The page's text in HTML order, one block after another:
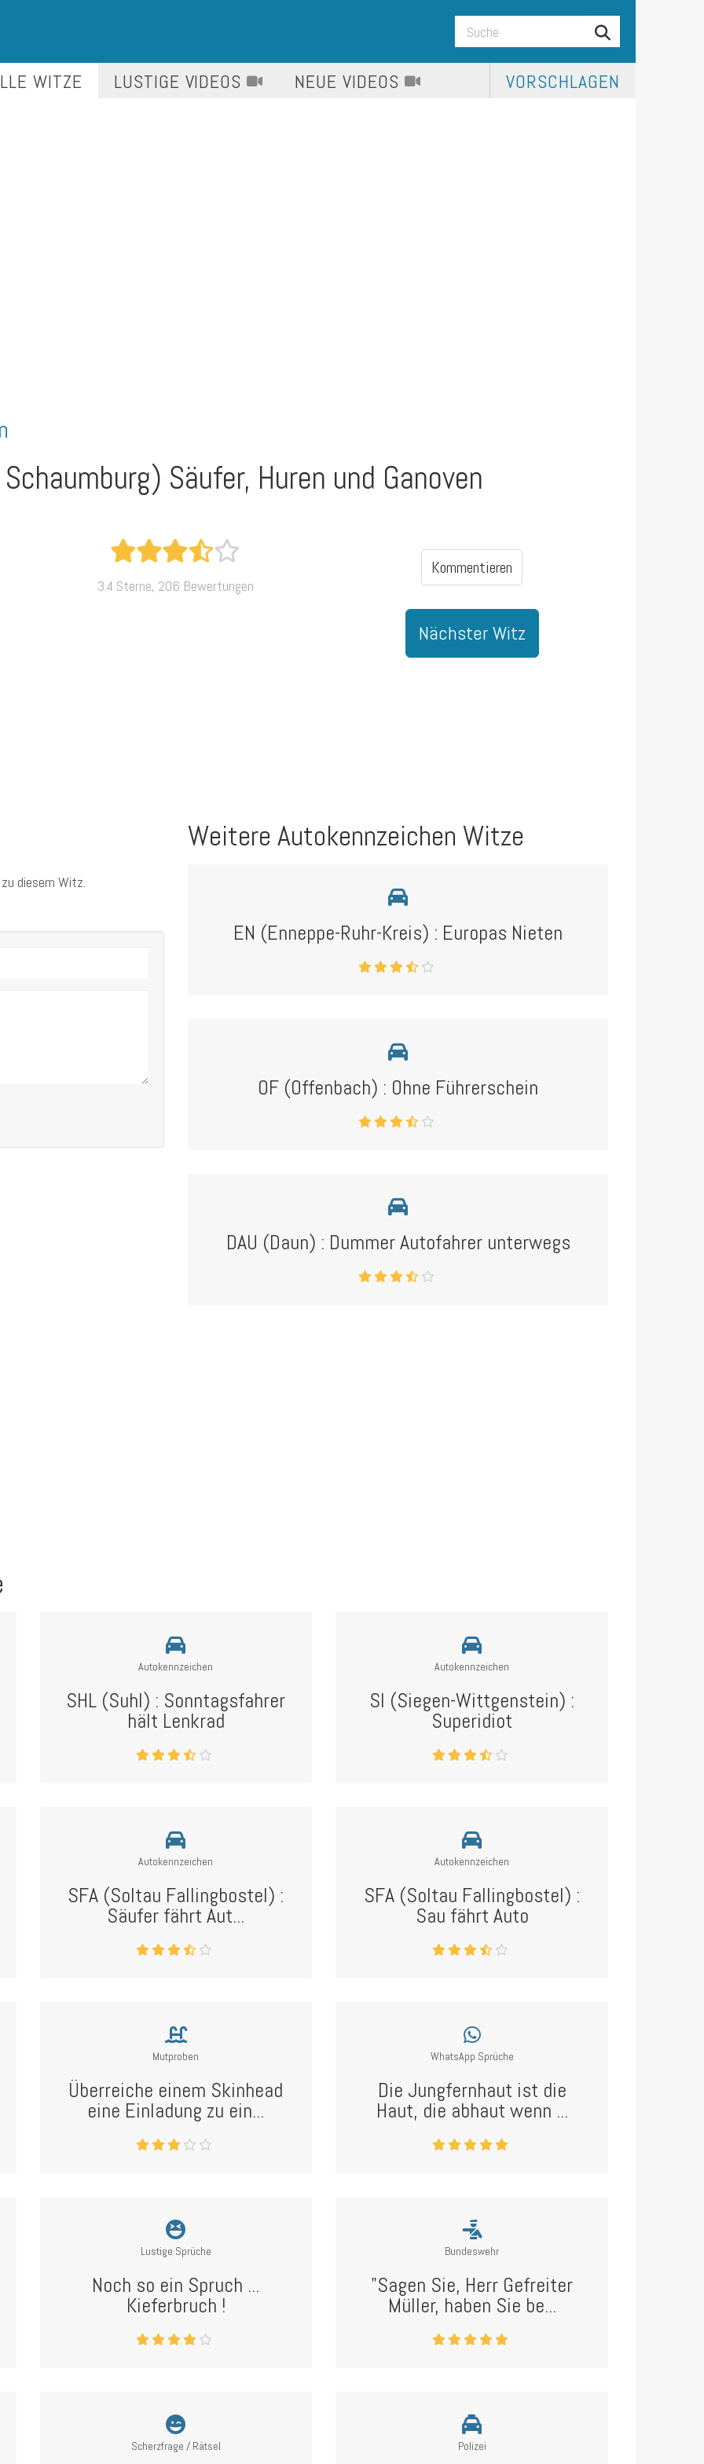
WITZE LUSTIGE VIDEOS NEUE VIDEOS VORSCHLAGEN
Säufer, Huren und Ganoven
3.4 Sterne, 206 Bewertungen
Kommentieren
Nächster Witz
diesem Witz.
Weitere Autokennzeichen Witze
EN (Enneppe-Ruhr-Kreis) : Europas Nieten
OF (Offenbach) : Ohne Führerschein
DAU (Daun) : Dummer Autofahrer unterwegs
Autokennzeichen
SHL (Suhl) : Sonntagsfahrer
hält Lenkrad
Autokennzeichen
SI (Siegen-Wittgenstein) :
Superidiot
Autokennzeichen
SFA (Soltau Fallingbostel) :
Säufer fährt Aut...
Autokennzeichen
SFA (Soltau Fallingbostel) :
Sau fährt Auto
Mutproben
Überreiche einem Skinhead
eine Einladung zu ein...
WhatsApp Sprüche
Die Jungfernhaut ist die
Haut, die abhaut wenn ...
Lustige Sprüche
Noch so ein Spruch ...
Kieferbruch !
Bundeswehr
"Sagen Sie, Herr Gefreiter
Müller, haben Sie be...
Scherzfrage / Rätsel Polizei